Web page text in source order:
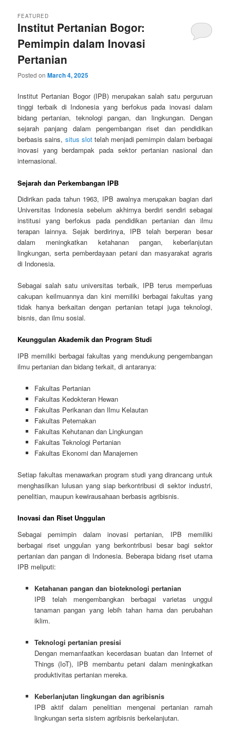
Institut Pertanian Bogor:
Pemimpin dalam Inovasi
Pertanian
FEATURED
Posted onMarch 4, 2025
Institut Pertanian Bogor (IPB) merupakan salah satu perguruan
tinggi terbaik di Indonesia yang berfokus pada inovasi dalam
bidang pertanian, teknologi pangan, dan lingkungan. Dengan
sejarah panjang dalam pengembangan riset dan pendidikan
berbasis sains, situs slottelah menjadi pemimpin dalam berbagai
inovasi yang berdampak pada sektor pertanian nasional dan
internasional.
Sejarah dan Perkembangan IPB
Didirikan pada tahun 1963, IPB awalnya merupakan bagian dari
Universitas Indonesia sebelum akhirnya berdiri sendiri sebagai
institusi yang berfokus pada pendidikan pertanian dan ilmu
terapan lainnya. Sejak berdirinya, IPB telah berperan besar
dalam meningkatkan ketahanan pangan, keberlanjutan
lingkungan, serta pemberdayaan petani dan masyarakat agraris
di Indonesia.
Sebagai salah satu universitas terbaik, IPB terus memperluas
cakupan keilmuannya dan kini memiliki berbagai fakultas yang
tidak hanya berkaitan dengan pertanian tetapi juga teknologi,
bisnis, dan ilmu sosial.
Keunggulan Akademik dan Program Studi
IPB memiliki berbagai fakultas yang mendukung pengembangan
ilmu pertanian dan bidang terkait, di antaranya:
Fakultas Pertanian
Fakultas Kedokteran Hewan
Fakultas Perikanan dan Ilmu Kelautan
Fakultas Peternakan
Fakultas Kehutanan dan Lingkungan
Fakultas Teknologi Pertanian
Fakultas Ekonomi dan Manajemen
Setiap fakultas menawarkan program studi yang dirancang untuk
menghasilkan lulusan yang siap berkontribusi di sektor industri,
penelitian, maupun kewirausahaan berbasis agribisnis.
Inovasi dan Riset Unggulan
Sebagai pemimpin dalam inovasi pertanian, IPB memiliki
berbagai riset unggulan yang berkontribusi besar bagi sektor
pertanian dan pangan di Indonesia. Beberapa bidang riset utama
IPB meliputi:
Ketahanan pangan dan bioteknologi pertanian
IPB telah mengembangkan berbagai varietas unggul
tanaman pangan yang lebih tahan hama dan perubahan
iklim.
Teknologi pertanian presisi
Dengan memanfaatkan kecerdasan buatan dan Internet of
Things (IoT), IPB membantu petani dalam meningkatkan
produktivitas pertanian mereka.
Keberlanjutan lingkungan dan agribisnis
IPB aktif dalam penelitian mengenai pertanian ramah
lingkungan serta sistem agribisnis berkelanjutan.